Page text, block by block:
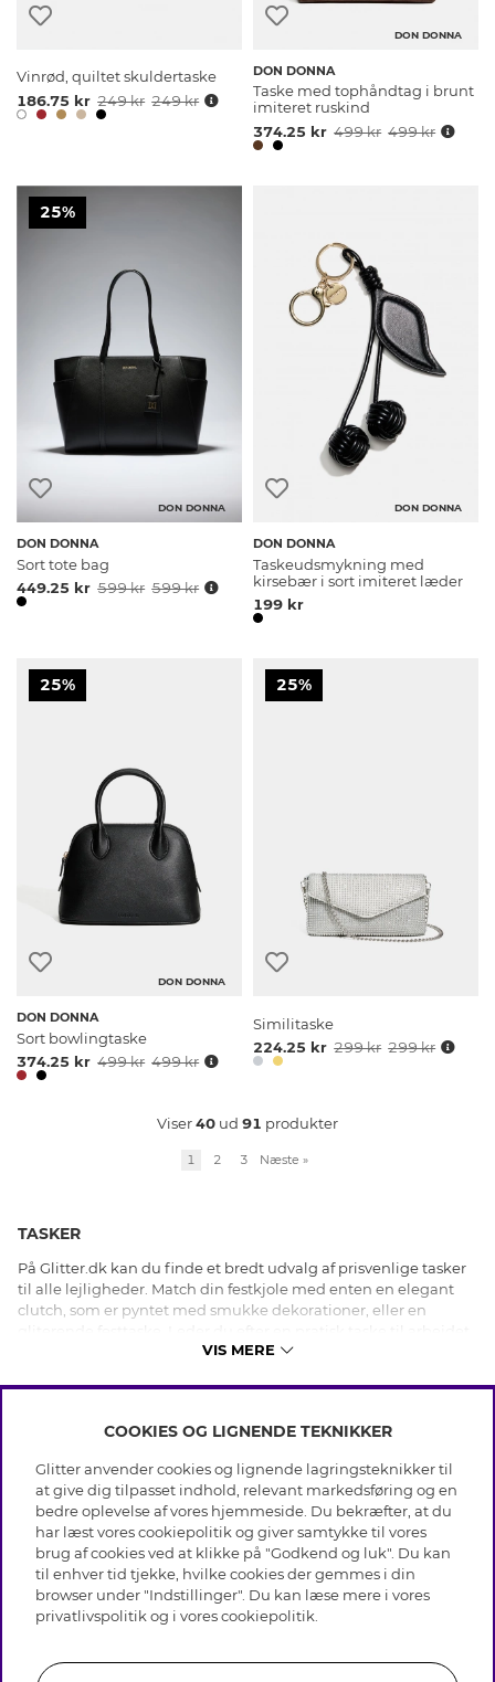
Vinrød, quiltet skuldertaske
186.75 kr 249 kr 249 kr
DON DONNA
DON DONNA
Taske med tophåndtag i brunt
imiteret ruskind
374.25 kr 499 kr 499 kr
25%
DON DONNA
DON DONNA
Sort tote bag
449.25 kr 599 kr 599 kr
DON DONNA
DON DONNA
Taskeudsmykning med
kirsebær i sort imiteret læder
199 kr
25%
DON DONNA
DON DONNA
Sort bowlingtaske
374.25 kr 499 kr 499 kr
25%
Similitaske
224.25 kr 299 kr 299 kr
Viser40 ud 91 produkter
1 2 3 Næste »
TASKER
På Glitter.dk kan du finde et bredt udvalg af prisvenlige tasker
til alle lejligheder. Match din festkjole med enten en elegant
clutch, som er pyntet med smukke dekorationer, eller en
så har vi rumlige håndtasker og stilrene shoppingtasker, som
ekslusive modetasker i ægte læder med et tidsløst design. Til
blomster og stråtasker. En taske er den perfekte accessorie.
trending, så har vi den perfekte taske til dig -Shop din
drømmetaske online på Glitter.dk.
VIS MERE
INFO
Betingelser
Databeskyttelsespolitik
Cookies
Medlemsbetingelser
Job hos Glitter
Tilbagekaldelse
Gavekortsaldo
OM GLITTER
Black Friday
Vores butikker
Virksomhedens historie
Whistleblowing
HJÆLP
Ofte stillede spørsmål
Kundeservice
COOKIES OG LIGNENDE TEKNIKKER
Glitter anvender cookies og lignende lagringsteknikker til
at give dig tilpasset indhold, relevant markedsføring og en
bedre oplevelse af vores hjemmeside. Du bekræfter, at du
har læst vores cookiepolitik og giver samtykke til vores
brug af cookies ved at klikke på "Godkend og luk". Du kan
til enhver tid tjekke, hvilke cookies der gemmes i din
browser under "Indstillinger". Du kan læse mere i vores
privatlivspolitik og i vorescookiepolitik